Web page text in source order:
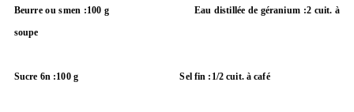
Beurre ou smen :100 g
Eau distillée de géranium :2 cuit. à
soupe
Sucre 6n :100 g Sel fin :1/2 cuit. à café